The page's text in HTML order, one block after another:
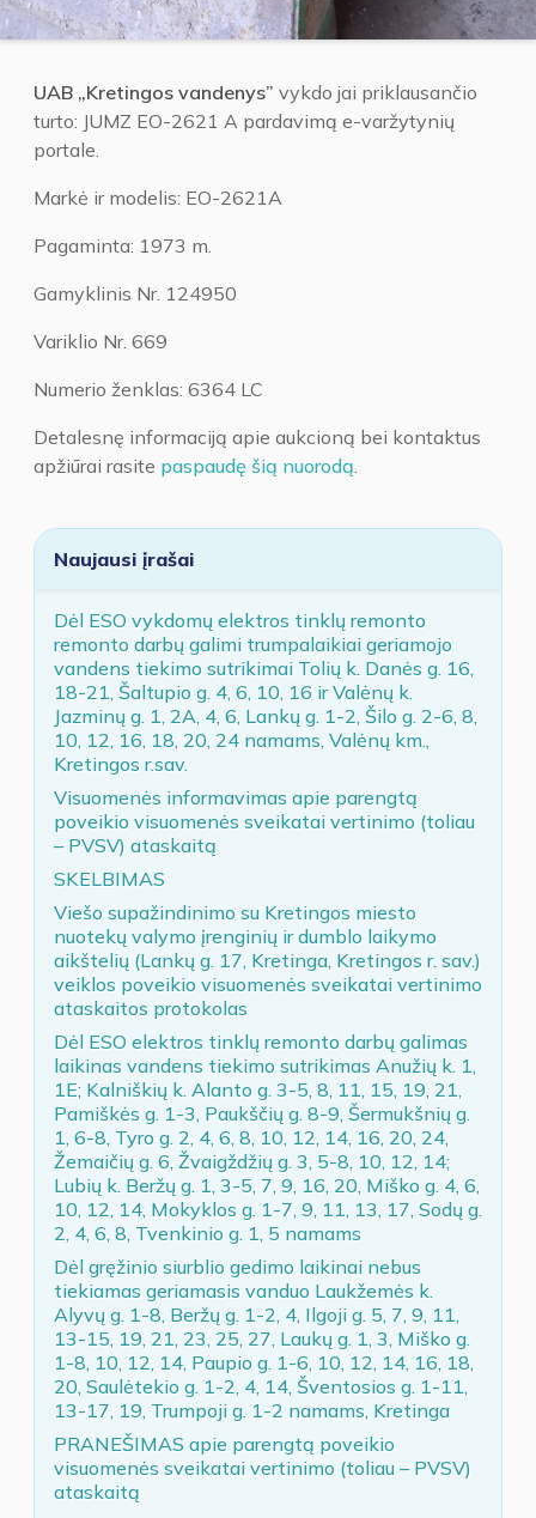
UAB „Kretingos vandenys” vykdo jai priklausančio
turto: JUMZ EO-2621 A pardavimą e-varžytynių
portale.
Markė ir modelis: EO-2621A
Pagaminta: 1973 m.
Gamyklinis Nr. 124950
Variklio Nr. 669
Numerio ženklas: 6364 LC
Detalesnę informaciją apie aukcioną bei kontaktus
apžiūrai rasite paspaudę šią nuorodą.
Naujausi įrašai
Dėl ESO vykdomų elektros tinklų remonto
remonto darbų galimi trumpalaikiai geriamojo
vandens tiekimo sutrikimai Tolių k. Danės g. 16,
18-21, Šaltupio g. 4, 6, 10, 16 ir Valėnų k.
Jazminų g. 1, 2A, 4, 6, Lankų g. 1-2, Šilo g. 2-6, 8,
10, 12, 16, 18, 20, 24 namams, Valėnų km.,
Kretingos r.sav.
Visuomenės informavimas apie parengtą
poveikio visuomenės sveikatai vertinimo (toliau
– PVSV) ataskaitą
SKELBIMAS
Viešo supažindinimo su Kretingos miesto
nuotekų valymo įrenginių ir dumblo laikymo
aikštelių (Lankų g. 17, Kretinga, Kretingos r. sav.)
veiklos poveikio visuomenės sveikatai vertinimo
ataskaitos protokolas
Dėl ESO elektros tinklų remonto darbų galimas
laikinas vandens tiekimo sutrikimas Anužių k. 1,
1E; Kalniškių k. Alanto g. 3-5, 8, 11, 15, 19, 21,
Pamiškės g. 1-3, Paukščių g. 8-9, Šermukšnių g.
1, 6-8, Tyro g. 2, 4, 6, 8, 10, 12, 14, 16, 20, 24,
Žemaičių g. 6, Žvaigždžių g. 3, 5-8, 10, 12, 14;
Lubių k. Beržų g. 1, 3-5, 7, 9, 16, 20, Miško g. 4, 6,
10, 12, 14, Mokyklos g. 1-7, 9, 11, 13, 17, Sodų g.
2, 4, 6, 8, Tvenkinio g. 1, 5 namams
Dėl gręžinio siurblio gedimo laikinai nebus
tiekiamas geriamasis vanduo Laukžemės k.
Alyvų g. 1-8, Beržų g. 1-2, 4, Ilgoji g. 5, 7, 9, 11,
13-15, 19, 21, 23, 25, 27, Laukų g. 1, 3, Miško g.
1-8, 10, 12, 14, Paupio g. 1-6, 10, 12, 14, 16, 18,
20, Saulėtekio g. 1-2, 4, 14, Šventosios g. 1-11,
13-17, 19, Trumpoji g. 1-2 namams, Kretinga
PRANEŠIMAS apie parengtą poveikio
visuomenės sveikatai vertinimo (toliau – PVSV)
ataskaitą